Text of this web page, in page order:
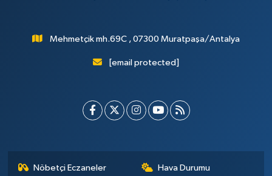
Mehmetçik mh.69C , 07300 Muratpaşa/Antalya
[email protected]
Nöbetçi Eczaneler Hava Durumu